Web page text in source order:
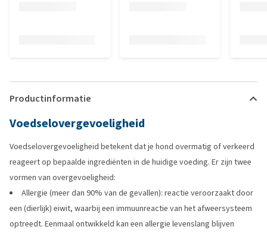
Productinformatie
Voedselovergevoeligheid
Voedselovergevoeligheid betekent dat je hond overmatig of verkeerd
reageert op bepaalde ingrediënten in de huidige voeding. Er zijn twee
vormen van overgevoeligheid:
Allergie (meer dan 90% van de gevallen): reactie veroorzaakt door
een (dierlijk) eiwit, waarbij een immuunreactie van het afweersysteem
optreedt. Eenmaal ontwikkeld kan een allergie levenslang blijven